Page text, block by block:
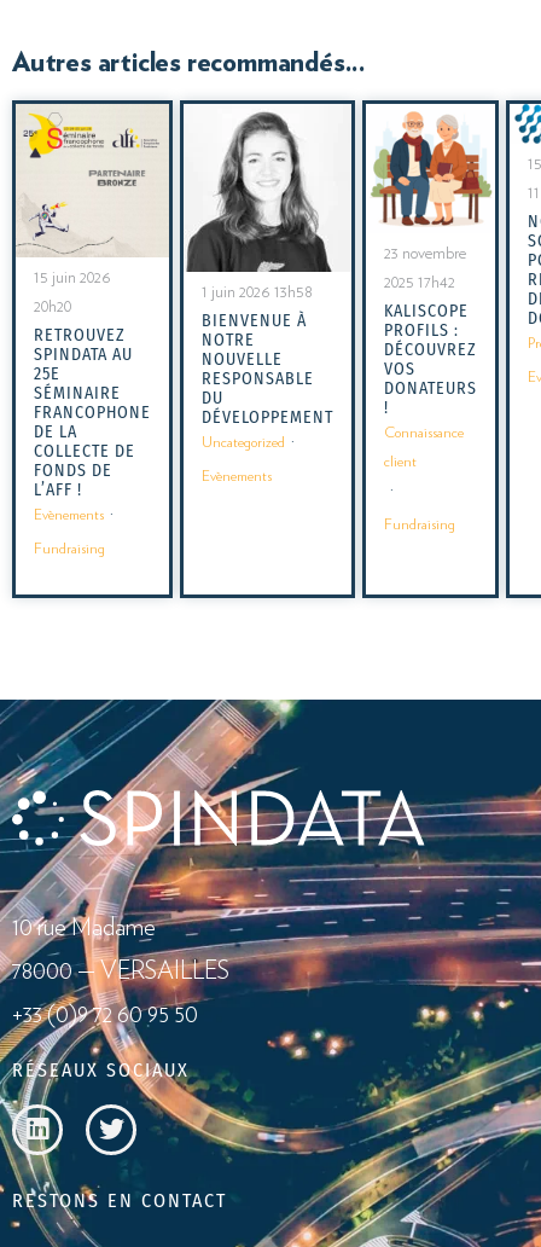
Autres articles recommandés...
15 juin 2026
20h20
RETROUVEZ
SPINDATA AU
25E
SÉMINAIRE
FRANCOPHONE
DE LA
COLLECTE DE
FONDS DE
L’AFF !
Evènements ·
Fundraising
1 juin 2026 13h58
BIENVENUE À
NOTRE
NOUVELLE
RESPONSABLE
DU
DÉVELOPPEMENT
Uncategorized ·
Evènements
23 novembre
2025 17h42
KALISCOPE
PROFILS :
DÉCOUVREZ
VOS
DONATEURS
!
Connaissance
client
·
Fundraising
10 rue Madame
78000 — VERSAILLES
+33 (0)9 72 60 95 50
RÉSEAUX SOCIAUX
RESTONS EN CONTACT